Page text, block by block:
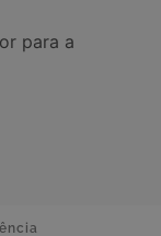
para a